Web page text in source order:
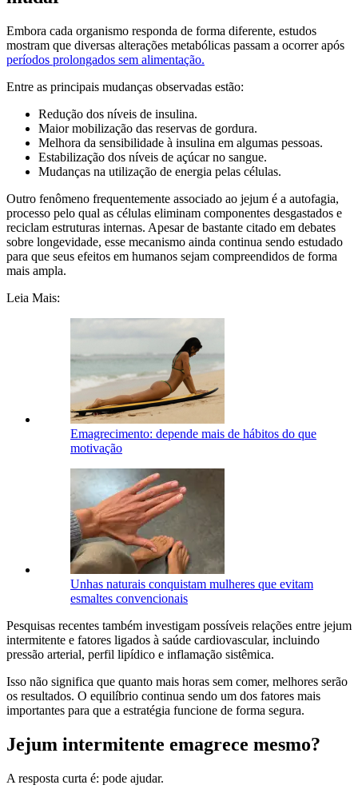
Embora cada organismo responda de forma diferente, estudos
mostram que diversas alterações metabólicas passam a ocorrer após
períodos prolongados sem alimentação.
Entre as principais mudanças observadas estão:
Redução dos níveis de insulina.
Maior mobilização das reservas de gordura.
Melhora da sensibilidade à insulina em algumas pessoas.
Estabilização dos níveis de açúcar no sangue.
Mudanças na utilização de energia pelas células.
Outro fenômeno frequentemente associado ao jejum é a autofagia,
processo pelo qual as células eliminam componentes desgastados e
reciclam estruturas internas. Apesar de bastante citado em debates
sobre longevidade, esse mecanismo ainda continua sendo estudado
para que seus efeitos em humanos sejam compreendidos de forma
mais ampla.
Leia Mais:
Emagrecimento: depende mais de hábitos do que
motivação
Unhas naturais conquistam mulheres que evitam
esmaltes convencionais
Pesquisas recentes também investigam possíveis relações entre jejum
intermitente e fatores ligados à saúde cardiovascular, incluindo
pressão arterial, perfil lipídico e inflamação sistêmica.
Isso não significa que quanto mais horas sem comer, melhores serão
os resultados. O equilíbrio continua sendo um dos fatores mais
importantes para que a estratégia funcione de forma segura.
Jejum intermitente emagrece mesmo?
A resposta curta é: pode ajudar.